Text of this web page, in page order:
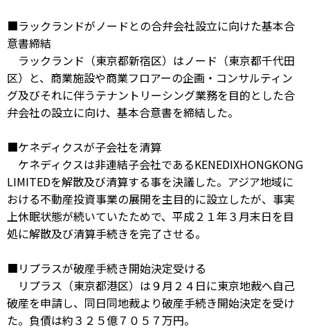
■ラックランドがノードとの合弁会社設立に向けた基本合
意書締結
ラックランド（東京都新宿区）はノード（東京都千代田
区）と、商業施設や商業フロアーの企画・コンサルティン
グ及びそれに伴うテナントリーシング業務を目的とした合
弁会社の設立に向け、基本合意書を締結した。
■ケネディクスが子会社を清算
ケネディクスは非連結子会社であるKENEDIXHONGKONG
LIMITEDを解散及び清算する事を決議した。アジア地域に
おける不動産投資事業の展開を主目的に設立したが、事実
上休眠状態が続いていたためで、平成２１年３月末日を目
処に解散及び清算手続きを完了させる。
■リプラスが破産手続き開始決定受ける
リプラス（東京都港区）は９月２４日に東京地裁へ自己
破産を申請し、同日同地裁より破産手続き開始決定を受け
た。負債は約３２５億７０５７万円。